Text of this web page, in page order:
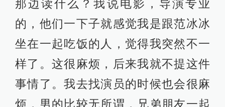
成了两个男生的故事。我有个哥们是
个医生，做B超的，他是挺能玩的，我
就跟他说我们演一个，但这个度我不
知道怎么把握。于是我们就试了一
下，让我表弟拿着一个小DV，两个人